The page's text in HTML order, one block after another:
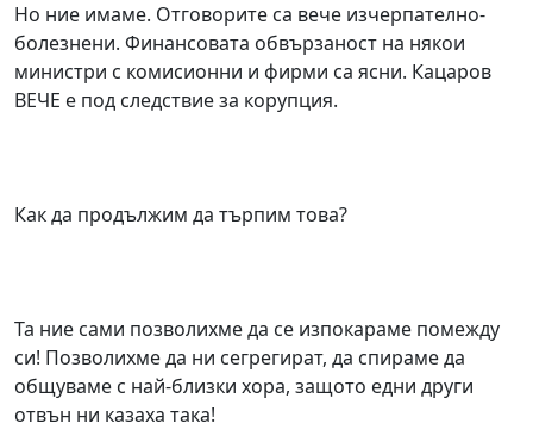
Но ние имаме. Отговорите са вече изчерпателно-
болезнени. Финансовата обвързаност на някои
министри с комисионни и фирми са ясни. Кацаров
ВЕЧЕ е под следствие за корупция.
Как да продължим да търпим това?
Та ние сами позволихме да се изпокараме помежду
си! Позволихме да ни сегрегират, да спираме да
общуваме с най-близки хора, защото едни други
отвън ни казаха така!